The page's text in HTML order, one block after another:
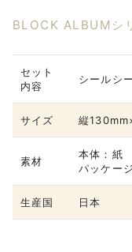
BLOCK ALBUMシ
セット
内容
シールシ
サイズ 縦
素材
本体：紙
パッケー
生産国 日本